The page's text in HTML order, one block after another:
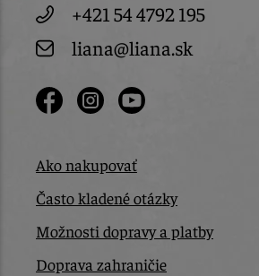
+421 54 4792 195
liana@liana.sk
Ako nakupovať
Často kladené otázky
Možnosti dopravy a platby
Doprava zahraničie